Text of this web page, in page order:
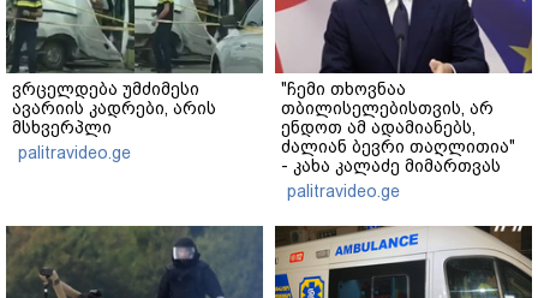
ვრცელდება უმძიმესი
ავარიის კადრები, არის
მსხვერპლი
palitravideo.ge
"ჩემი თხოვნაა
თბილისელებისთვის, არ
ენდოთ ამ ადამიანებს,
ძალიან ბევრი თაღლითია"
- კახა კალაძე მიმართვას
ავრცელებს
palitravideo.ge